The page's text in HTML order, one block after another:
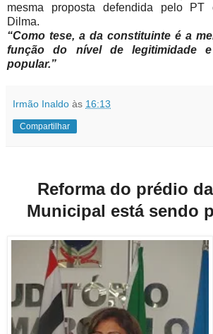
mesma proposta defendida pelo PT
Dilma.
“Como tese, a da constituinte é a
função do nível de legitimidade
popular.”
Irmão Inaldo às 16:13
Compartilhar
Reforma do prédio
Municipal está sendo